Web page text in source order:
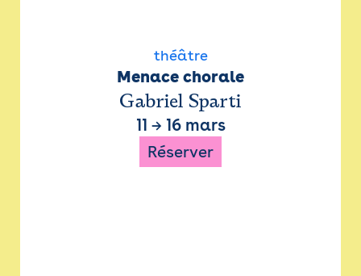
théâtre
Menace chorale
Gabriel Sparti
11 → 16 mars
Réserver